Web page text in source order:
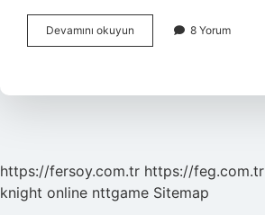
Devamını okuyun
Adının
8 Yorum
https://fersoy.com.tr https://feg.com.tr
knight online nttgame Sitemap